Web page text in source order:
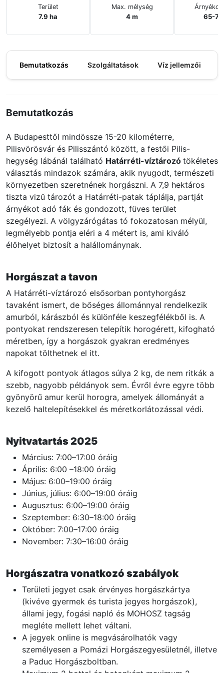
Terület
7.9 ha
Max. mélység
4 m 65-
Bemutatkozás Szolgáltatások Víz jellemzői
Bemutatkozás
A Budapesttől mindössze 15-20 kilométerre,
Pilisvörösvár és Pilisszántó között, a festői Pilis-
hegység lábánál található Határréti-víztározó tökéletes
választás mindazok számára, akik nyugodt, természeti
környezetben szeretnének horgászni. A 7,9 hektáros
tiszta vizű tározót a Határréti-patak táplálja, partját
árnyékot adó fák és gondozott, füves terület
szegélyezi. A völgyzárógátas tó fokozatosan mélyül,
legmélyebb pontja eléri a 4 métert is, ami kiváló
élőhelyet biztosít a halállománynak.
Horgászat a tavon
A Határréti-víztározó elsősorban pontyhorgász
tavaként ismert, de bőséges állománnyal rendelkezik
amurból, kárászból és különféle keszegfélékből is. A
pontyokat rendszeresen telepítik horogérett, kifogható
méretben, így a horgászok gyakran eredményes
napokat tölthetnek el itt.
A kifogott pontyok átlagos súlya 2 kg, de nem ritkák a
szebb, nagyobb példányok sem. Évről évre egyre több
gyönyörű amur kerül horogra, amelyek állományát a
kezelő haltelepítésekkel és méretkorlátozással védi.
Nyitvatartás 2025
Március: 7:00–17:00 óráig
Április: 6:00 –18:00 óráig
Május: 6:00–19:00 óráig
Június, július: 6:00–19:00 óráig
Augusztus: 6:00–19:00 óráig
Szeptember: 6:30–18:00 óráig
Október: 7:00–17:00 óráig
November: 7:30–16:00 óráig
Horgászatra vonatkozó szabályok
Területi jegyet csak érvényes horgászkártya
(kivéve gyermek és turista jegyes horgászok),
állami jegy, fogási napló és MOHOSZ tagság
megléte mellett lehet váltani.
A jegyek online is megvásárolhatók vagy
személyesen a Pomázi Horgászegyesületnél, illetve
a Paduc Horgászboltban.